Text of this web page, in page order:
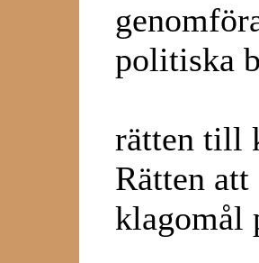
politiska
rätten till
Rätten
klagomål